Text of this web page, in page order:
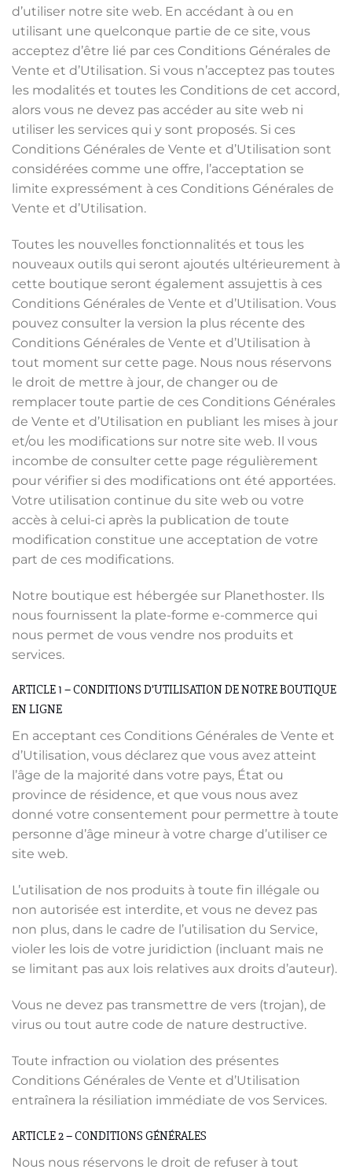
d’utiliser notre site web. En accédant à ou en
utilisant une quelconque partie de ce site, vous
acceptez d’être lié par ces Conditions Générales de
Vente et d’Utilisation. Si vous n’acceptez pas toutes
les modalités et toutes les Conditions de cet accord,
alors vous ne devez pas accéder au site web ni
utiliser les services qui y sont proposés. Si ces
Conditions Générales de Vente et d’Utilisation sont
considérées comme une offre, l’acceptation se
limite expressément à ces Conditions Générales de
Vente et d’Utilisation.
Toutes les nouvelles fonctionnalités et tous les
nouveaux outils qui seront ajoutés ultérieurement à
cette boutique seront également assujettis à ces
Conditions Générales de Vente et d’Utilisation. Vous
pouvez consulter la version la plus récente des
Conditions Générales de Vente et d’Utilisation à
tout moment sur cette page. Nous nous réservons
le droit de mettre à jour, de changer ou de
remplacer toute partie de ces Conditions Générales
de Vente et d’Utilisation en publiant les mises à jour
et/ou les modifications sur notre site web. Il vous
incombe de consulter cette page régulièrement
pour vérifier si des modifications ont été apportées.
Votre utilisation continue du site web ou votre
accès à celui-ci après la publication de toute
modification constitue une acceptation de votre
part de ces modifications.
Notre boutique est hébergée sur Planethoster. Ils
nous fournissent la plate-forme e-commerce qui
nous permet de vous vendre nos produits et
services.
ARTICLE 1 – CONDITIONS D’UTILISATION DE NOTRE BOUTIQUE
EN LIGNE
En acceptant ces Conditions Générales de Vente et
d’Utilisation, vous déclarez que vous avez atteint
l’âge de la majorité dans votre pays, État ou
province de résidence, et que vous nous avez
donné votre consentement pour permettre à toute
personne d’âge mineur à votre charge d’utiliser ce
site web.
L’utilisation de nos produits à toute fin illégale ou
non autorisée est interdite, et vous ne devez pas
non plus, dans le cadre de l’utilisation du Service,
violer les lois de votre juridiction (incluant mais ne
se limitant pas aux lois relatives aux droits d’auteur).
Vous ne devez pas transmettre de vers (trojan), de
virus ou tout autre code de nature destructive.
Toute infraction ou violation des présentes
Conditions Générales de Vente et d’Utilisation
entraînera la résiliation immédiate de vos Services.
ARTICLE 2 – CONDITIONS GÉNÉRALES
Nous nous réservons le droit de refuser à tout